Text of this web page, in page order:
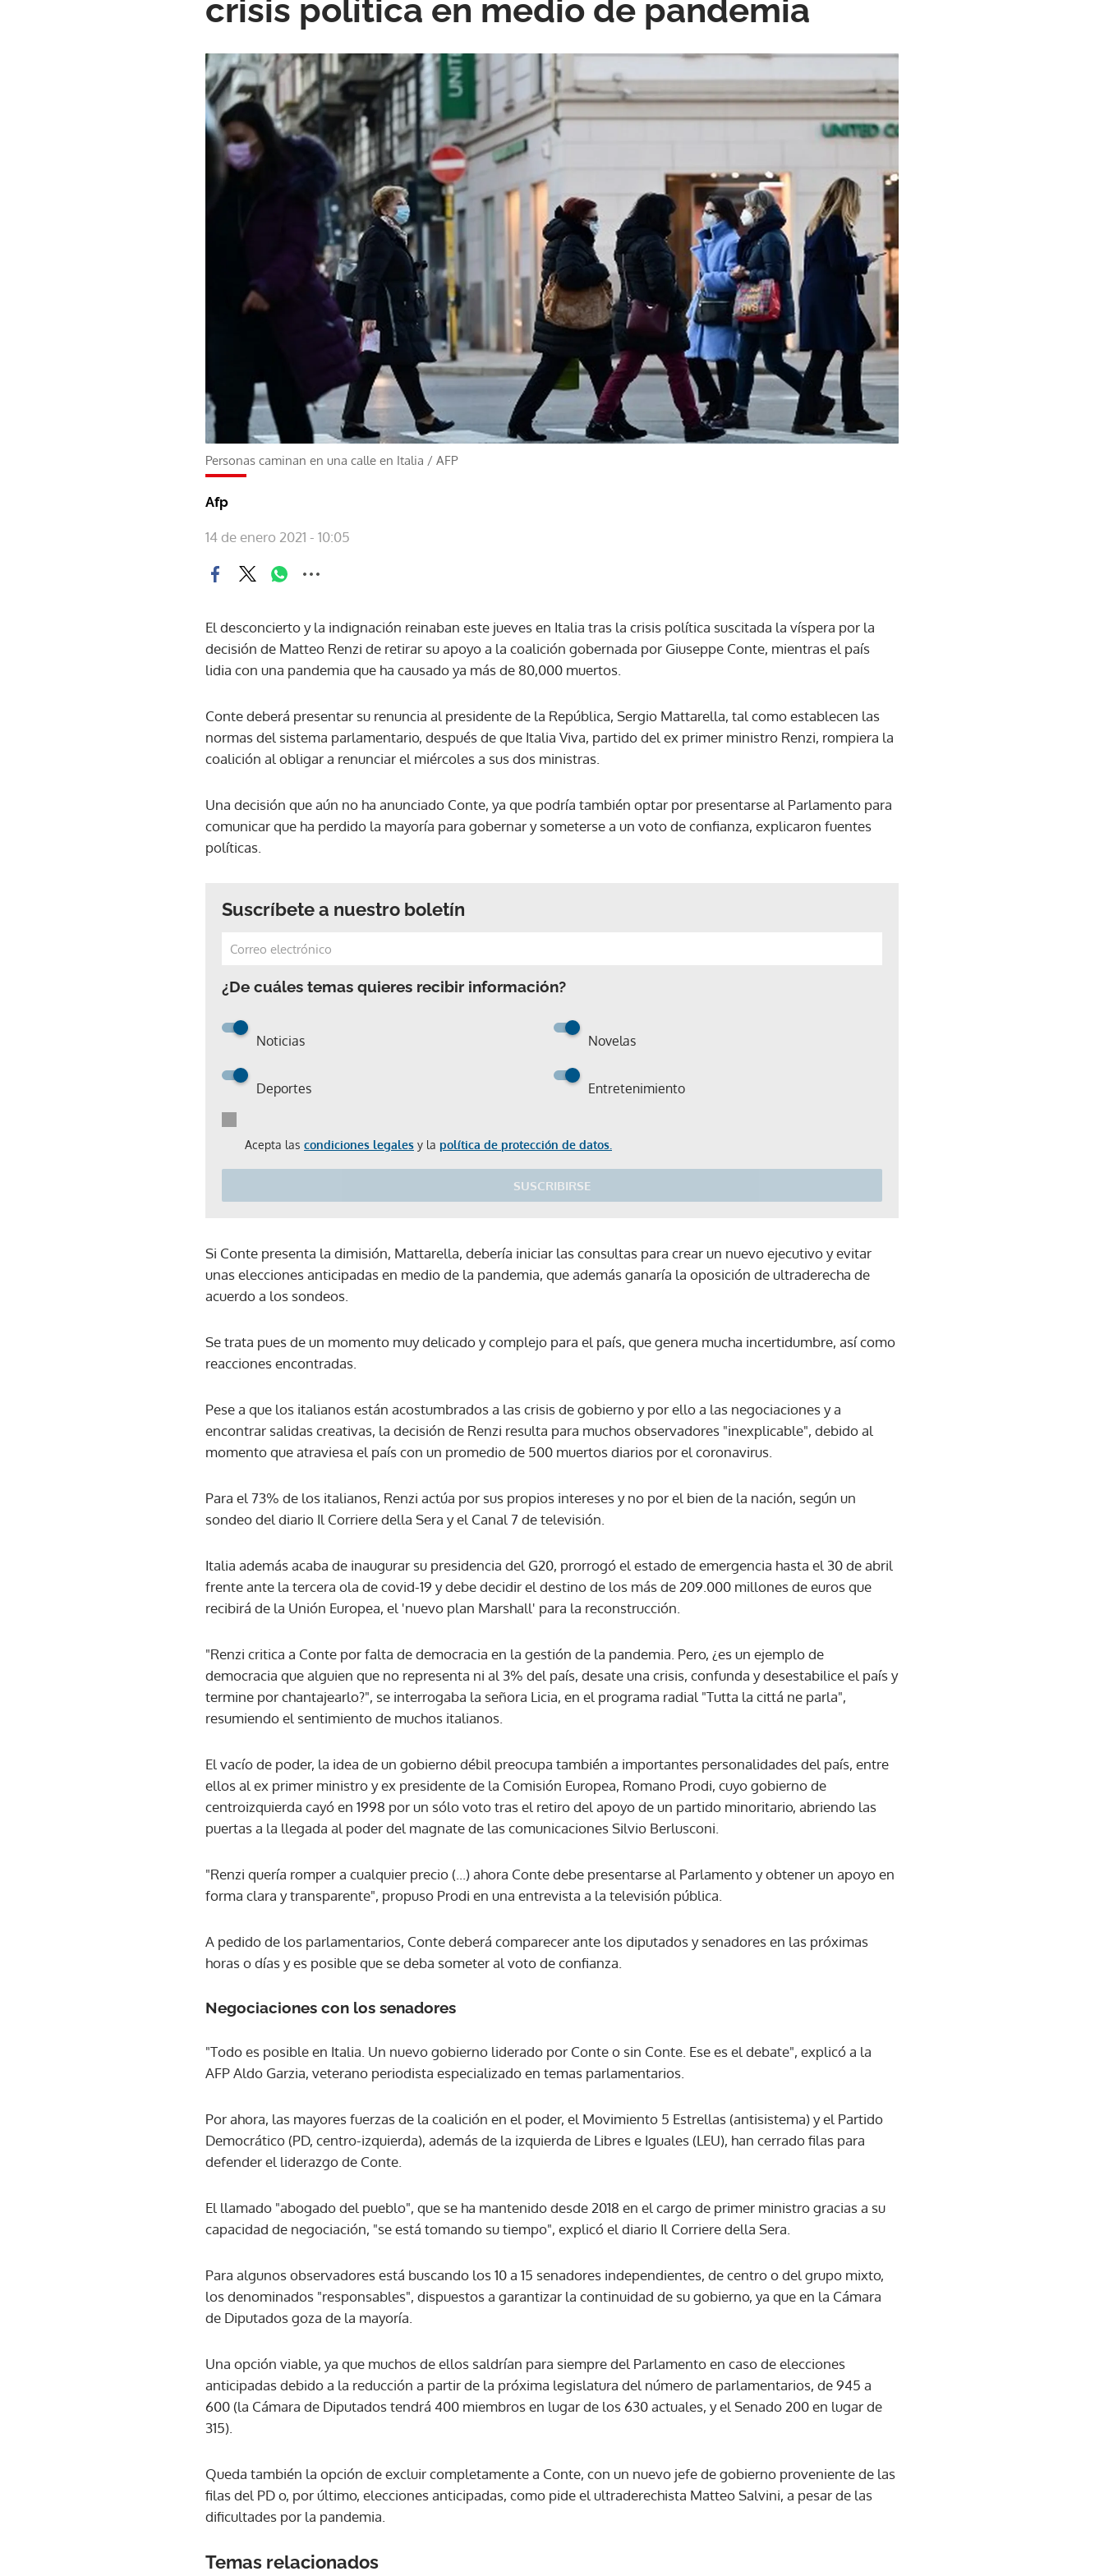
crisis política en medio de pandemia
Personas caminan en una calle en Italia / AFP
Afp
14 de enero 2021 - 10:05
El desconcierto y la indignación reinaban este jueves en Italia tras la crisis política suscitada la víspera por la
decisión de Matteo Renzi de retirar su apoyo a la coalición gobernada por Giuseppe Conte, mientras el país
lidia con una pandemia que ha causado ya más de 80,000 muertos.
Conte deberá presentar su renuncia al presidente de la República, Sergio Mattarella, tal como establecen las
normas del sistema parlamentario, después de que Italia Viva, partido del ex primer ministro Renzi, rompiera la
coalición al obligar a renunciar el miércoles a sus dos ministras.
Una decisión que aún no ha anunciado Conte, ya que podría también optar por presentarse al Parlamento para
comunicar que ha perdido la mayoría para gobernar y someterse a un voto de confianza, explicaron fuentes
políticas.
Suscríbete a nuestro boletín
¿De cuáles temas quieres recibir información?
Noticias Novelas
Deportes Entretenimiento
Acepta las condiciones legales y la política de protección de datos.
SUSCRIBIRSE
Si Conte presenta la dimisión, Mattarella, debería iniciar las consultas para crear un nuevo ejecutivo y evitar
unas elecciones anticipadas en medio de la pandemia, que además ganaría la oposición de ultraderecha de
acuerdo a los sondeos.
Se trata pues de un momento muy delicado y complejo para el país, que genera mucha incertidumbre, así como
reacciones encontradas.
Pese a que los italianos están acostumbrados a las crisis de gobierno y por ello a las negociaciones y a
encontrar salidas creativas, la decisión de Renzi resulta para muchos observadores "inexplicable", debido al
momento que atraviesa el país con un promedio de 500 muertos diarios por el coronavirus.
Para el 73% de los italianos, Renzi actúa por sus propios intereses y no por el bien de la nación, según un
sondeo del diario Il Corriere della Sera y el Canal 7 de televisión.
Italia además acaba de inaugurar su presidencia del G20, prorrogó el estado de emergencia hasta el 30 de abril
frente ante la tercera ola de covid-19 y debe decidir el destino de los más de 209.000 millones de euros que
recibirá de la Unión Europea, el 'nuevo plan Marshall' para la reconstrucción.
"Renzi critica a Conte por falta de democracia en la gestión de la pandemia. Pero, ¿es un ejemplo de
democracia que alguien que no representa ni al 3% del país, desate una crisis, confunda y desestabilice el país y
termine por chantajearlo?", se interrogaba la señora Licia, en el programa radial "Tutta la cittá ne parla",
resumiendo el sentimiento de muchos italianos.
El vacío de poder, la idea de un gobierno débil preocupa también a importantes personalidades del país, entre
ellos al ex primer ministro y ex presidente de la Comisión Europea, Romano Prodi, cuyo gobierno de
centroizquierda cayó en 1998 por un sólo voto tras el retiro del apoyo de un partido minoritario, abriendo las
puertas a la llegada al poder del magnate de las comunicaciones Silvio Berlusconi.
"Renzi quería romper a cualquier precio (...) ahora Conte debe presentarse al Parlamento y obtener un apoyo en
forma clara y transparente", propuso Prodi en una entrevista a la televisión pública.
A pedido de los parlamentarios, Conte deberá comparecer ante los diputados y senadores en las próximas
horas o días y es posible que se deba someter al voto de confianza.
Negociaciones con los senadores
"Todo es posible en Italia. Un nuevo gobierno liderado por Conte o sin Conte. Ese es el debate", explicó a la
AFP Aldo Garzia, veterano periodista especializado en temas parlamentarios.
Por ahora, las mayores fuerzas de la coalición en el poder, el Movimiento 5 Estrellas (antisistema) y el Partido
Democrático (PD, centro-izquierda), además de la izquierda de Libres e Iguales (LEU), han cerrado filas para
defender el liderazgo de Conte.
El llamado "abogado del pueblo", que se ha mantenido desde 2018 en el cargo de primer ministro gracias a su
capacidad de negociación, "se está tomando su tiempo", explicó el diario Il Corriere della Sera.
Para algunos observadores está buscando los 10 a 15 senadores independientes, de centro o del grupo mixto,
los denominados "responsables", dispuestos a garantizar la continuidad de su gobierno, ya que en la Cámara
de Diputados goza de la mayoría.
Una opción viable, ya que muchos de ellos saldrían para siempre del Parlamento en caso de elecciones
anticipadas debido a la reducción a partir de la próxima legislatura del número de parlamentarios, de 945 a
600 (la Cámara de Diputados tendrá 400 miembros en lugar de los 630 actuales, y el Senado 200 en lugar de
315).
Queda también la opción de excluir completamente a Conte, con un nuevo jefe de gobierno proveniente de las
filas del PD o, por último, elecciones anticipadas, como pide el ultraderechista Matteo Salvini, a pesar de las
dificultades por la pandemia.
Temas relacionados